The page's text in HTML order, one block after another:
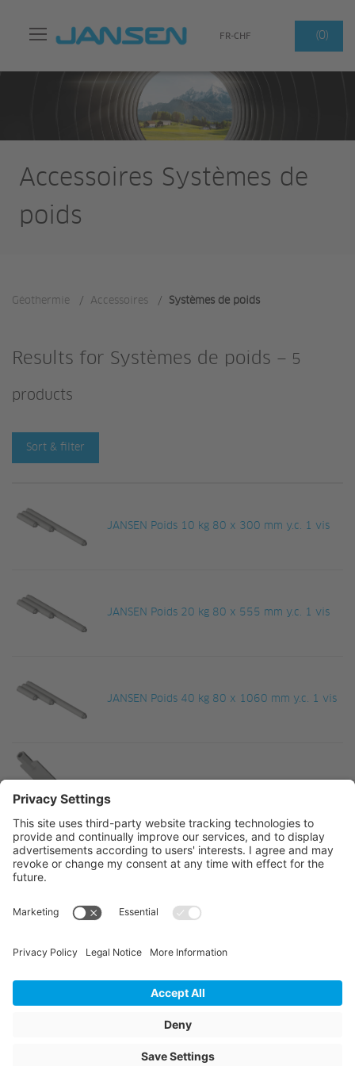
Search
FR-CHF (0)
Accessoires Systèmes de
poids
Géothermie / Accessoires / Systèmes de poids
Results for Systèmes de poids — 5
products
Sort & filter
JANSEN Poids 10 kg 80 x 300 mm y.c. 1 vis
JANSEN Poids 20 kg 80 x 555 mm y.c. 1 vis
JANSEN Poids 40 kg 80 x 1060 mm y.c. 1 vis
JANSEN geotwin pointe pour forage liquide 32/
JANSEN geotwin pointe pour forage liquide
Conditions contractuelles de la
société